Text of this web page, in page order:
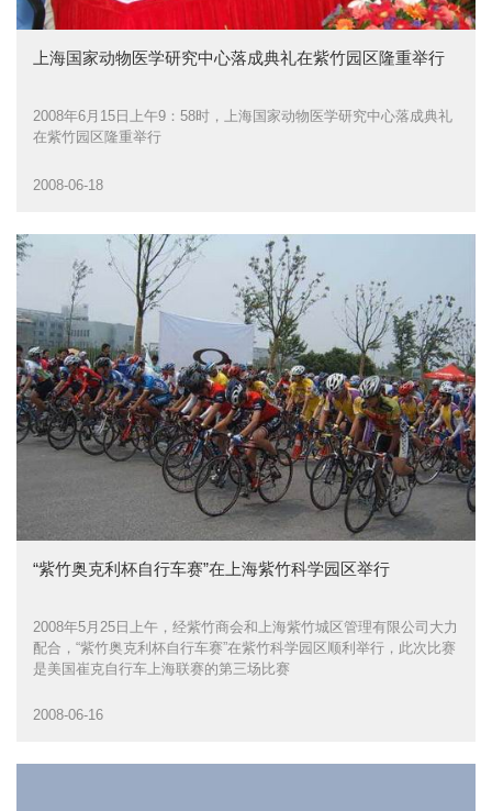
上海国家动物医学研究中心落成典礼在紫竹园区隆重举行
2008年6月15日上午9：58时，上海国家动物医学研究中心落成典礼
在紫竹园区隆重举行
2008-06-18
“紫竹奥克利杯自行车赛”在上海紫竹科学园区举行
2008年5月25日上午，经紫竹商会和上海紫竹城区管理有限公司大力
配合，“紫竹奥克利杯自行车赛”在紫竹科学园区顺利举行，此次比赛
是美国崔克自行车上海联赛的第三场比赛
2008-06-16